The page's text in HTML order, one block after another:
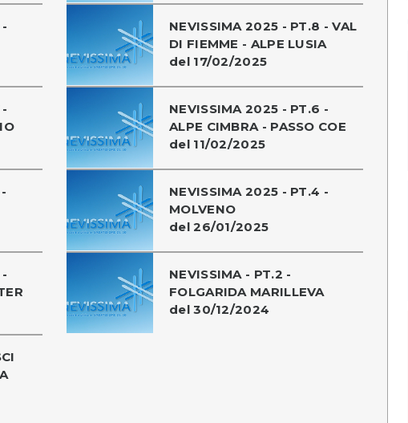
NEVISSIMA 2025 - PT.8 - VAL
DI FIEMME - ALPE LUSIA
del 17/02/2025
NEVISSIMA 2025 - PT.6 -
ALPE CIMBRA - PASSO COE
del 11/02/2025
NEVISSIMA 2025 - PT.4 -
MOLVENO
del 26/01/2025
NEVISSIMA - PT.2 -
FOLGARIDA MARILLEVA
del 30/12/2024